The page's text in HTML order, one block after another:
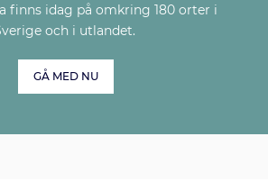
finns idag på omkring 180 orter i
och i utlandet.
GÅ MED NU